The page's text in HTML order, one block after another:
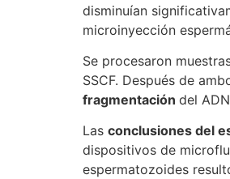
disminuían
microinyección
Se procesaron
SSCF. Después de
fragmentación del
Las conclusiones del
dispositivos de
espermatozoides